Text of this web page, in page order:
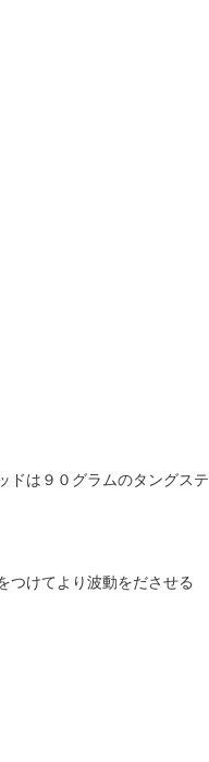
ドは９０グラムのタングステ
つけてより波動をださせる